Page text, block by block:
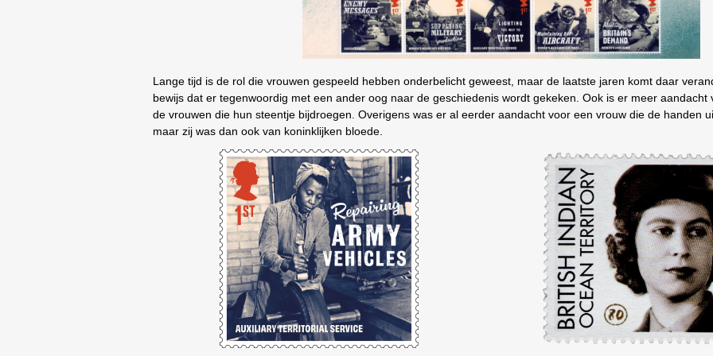
Lange tijd is de rol die vrouwen gespeeld hebben onderbelicht geweest, maar de laatste jaren komt daar
bewijs dat er tegenwoordig met een ander oog naar de geschiedenis wordt gekeken. Ook is er meer
de vrouwen die hun steentje bijdroegen. Overigens was er al eerder aandacht voor een vrouw die de handen
maar zij was dan ook van koninklijken bloede.